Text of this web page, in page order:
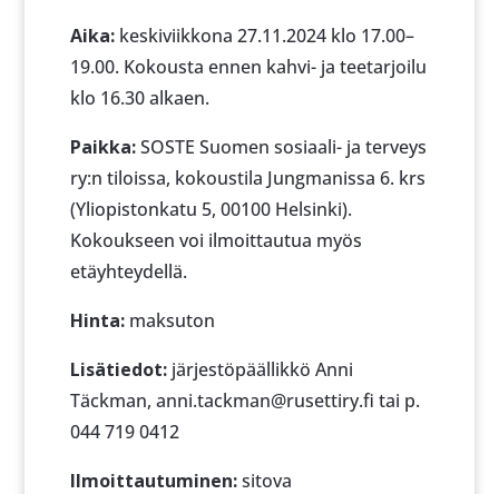
Aika:keskiviikkona 27.11.2024 klo 17.00–
19.00. Kokousta ennen kahvi- ja teetarjoilu
klo 16.30 alkaen.
Paikka:SOSTE Suomen sosiaali- ja terveys
ry:n tiloissa, kokoustila Jungmanissa 6. krs
(Yliopistonkatu 5, 00100 Helsinki).
Kokoukseen voi ilmoittautua myös
etäyhteydellä.
Hinta:maksuton
Lisätiedot:järjestöpäällikkö Anni
Täckman, anni.tackman@rusettiry.fi tai p.
044 719 0412
Ilmoittautuminen:sitova